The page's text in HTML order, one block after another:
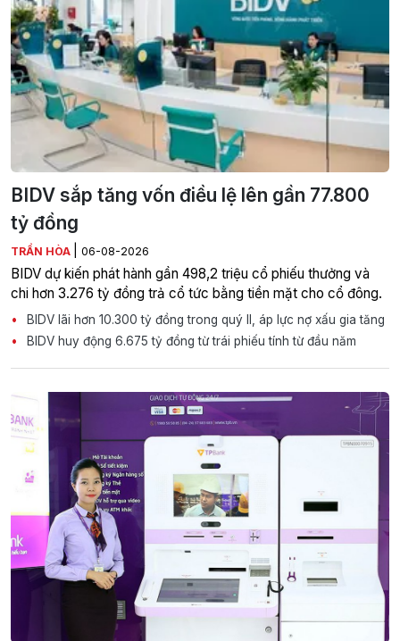
BIDV sắp tăng vốn điều lệ lên gần 77.800
tỷ đồng
TRẦN HÒA 06-08-2026
BIDV dự kiến phát hành gần 498,2 triệu cổ phiếu thưởng và
chi hơn 3.276 tỷ đồng trả cổ tức bằng tiền mặt cho cổ đông.
BIDV lãi hơn 10.300 tỷ đồng trong quý II, áp lực nợ xấu gia tăng
BIDV huy động 6.675 tỷ đồng từ trái phiếu tính từ đầu năm